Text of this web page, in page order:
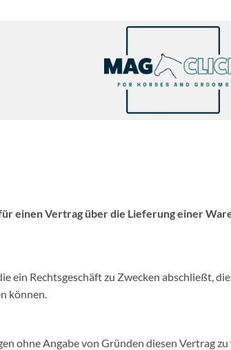
einen Vertrag über die Lieferung einer
ein Rechtsgeschäft zu Zwecken abschließt,
können.
ohne Angabe von Gründen diesen Vertrag